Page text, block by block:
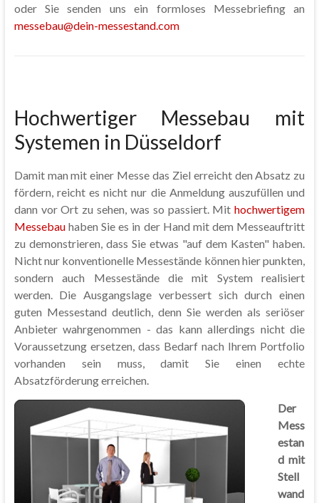
oder Sie senden uns ein formloses Messebriefing an
messebau@dein-messestand.com
Hochwertiger Messebau mit
Systemen in Düsseldorf
Damit man mit einer Messe das Ziel erreicht den Absatz zu
fördern, reicht es nicht nur die Anmeldung auszufüllen und
dann vor Ort zu sehen, was so passiert. Mithochwertigem
Messebauhaben Sie es in der Hand mit dem Messeauftritt
zu demonstrieren, dass Sie etwas "auf dem Kasten" haben.
Nicht nur konventionelle Messestände können hier punkten,
sondern auch Messestände die mit System realisiert
werden. Die Ausgangslage verbessert sich durch einen
guten Messestand deutlich, denn Sie werden als seriöser
Anbieter wahrgenommen - das kann allerdings nicht die
Voraussetzung ersetzen, dass Bedarf nach Ihrem Portfolio
vorhanden sein muss, damit Sie einen echte
Absatzförderung erreichen.
Der
Mess
estan
d mit
Stell
wand